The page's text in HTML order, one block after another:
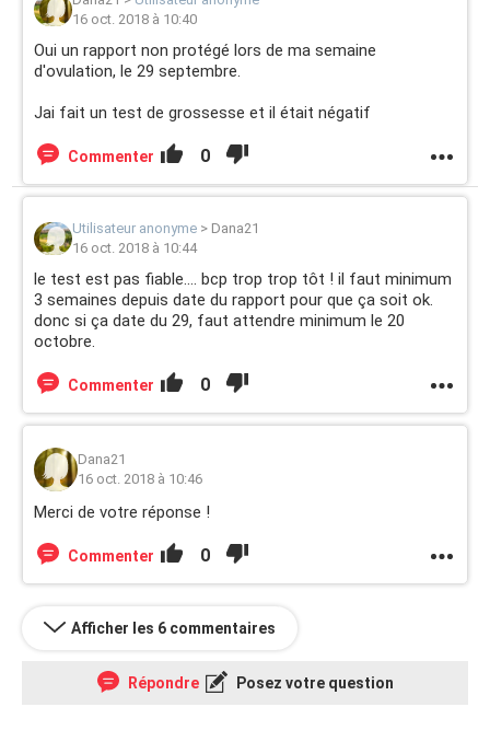
16 oct. 2018 à 10:40
Oui un rapport non protégé lors de ma semaine
d'ovulation, le 29 septembre.
Jai fait un test de grossesse et il était négatif
Commenter 0
Utilisateur anonyme > Dana21
16 oct. 2018 à 10:44
le test est pas fiable.... bcp trop trop tôt ! il faut minimum
3 semaines depuis date du rapport pour que ça soit ok.
donc si ça date du 29, faut attendre minimum le 20
octobre.
Commenter 0
Dana21
16 oct. 2018 à 10:46
Merci de votre réponse !
Commenter 0
Afficher les 6 commentaires
Répondre Posez votre question